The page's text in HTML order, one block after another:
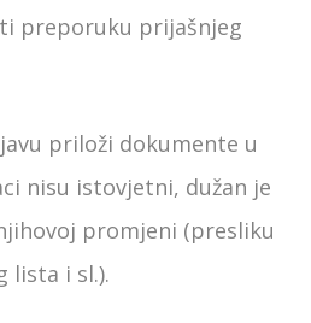
preporuku prijašnjeg
priloži dokumente u
nisu istovjetni, dužan je
promjeni (presliku
lista i sl.).